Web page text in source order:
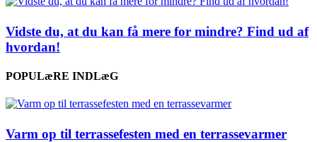
Vidste du, at du kan få mere for mindre? Find ud af
hvordan!
POPULæRE INDLæG
Varm op til terrassefesten med en terrassevarmer